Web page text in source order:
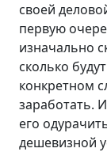
своей
первую
изначально
сколько
конкретном
заработать.
его
дешевизной